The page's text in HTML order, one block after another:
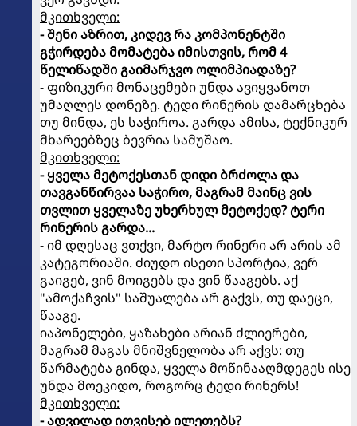
მკითხველი:
- შენი აზრით, კიდევ რა კომპონენტში
გჭირდება მომატება იმისთვის, რომ 4
წელიწადში გაიმარჯვო ოლიმპიადაზე?
- ფიზიკური მონაცემები უნდა ავიყვანოთ
უმაღლეს დონეზე. ტედი რინერის დამარცხება
თუ მინდა, ეს საჭიროა. გარდა ამისა, ტექნიკურ
მხარეებზეც ბევრია სამუშაო.
მკითხველი:
- ყველა მეტოქესთან დიდი ბრძოლა და
თავგანწირვაა საჭირო, მაგრამ მაინც ვის
თვლით ყველაზე უხერხულ მეტოქედ? ტერი
რინერის გარდა...
- იმ დღესაც ვთქვი, მარტო რინერი არ არის ამ
კატეგორიაში. ძიუდო ისეთი სპორტია, ვერ
გაიგებ, ვინ მოიგებს და ვინ წააგებს. აქ
"ამოქაჩვის" საშუალება არ გაქვს, თუ დაეცი,
წააგე.
იაპონელები, ყაზახები არიან ძლიერები,
მაგრამ მაგას მნიშვნელობა არ აქვს: თუ
წარმატება გინდა, ყველა მოწინააღმდეგეს ისე
უნდა მოეკიდო, როგორც ტედი რინერს!
მკითხველი:
- ადვილად ითვისებ ილეთებს?